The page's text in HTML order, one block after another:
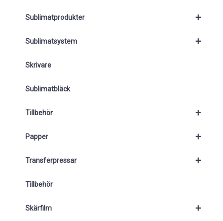
+
Sublimatprodukter
+
Sublimatsystem
Skrivare
Sublimatbläck
+
Tillbehör
+
Papper
+
Transferpressar
Tillbehör
+
Skärfilm